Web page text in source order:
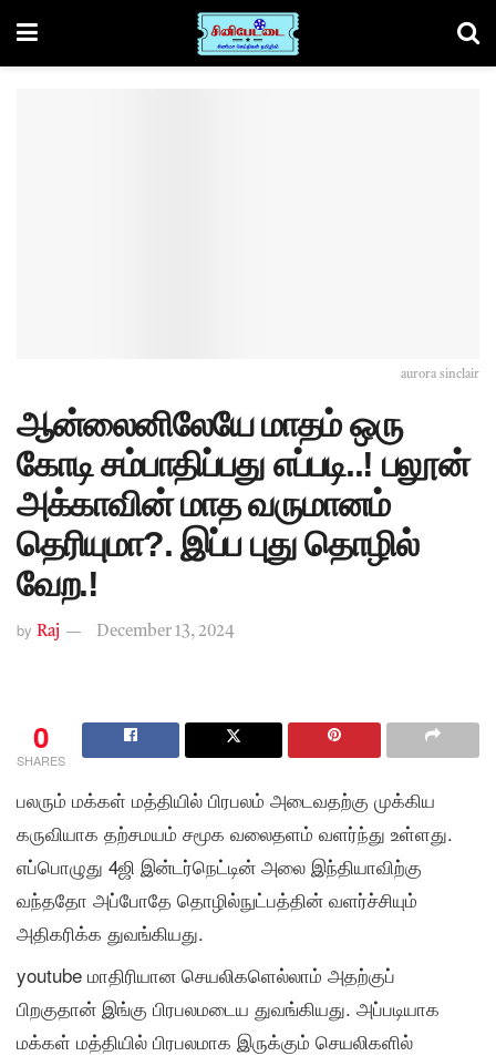
aurora sinclair
ஆன்லைனிலேயே மாதம் ஒரு
கோடி சம்பாதிப்பது எப்படி..! பலூன்
அக்காவின் மாத வருமானம்
தெரியுமா?. இப்ப புது தொழில்
வேற.!
by Raj December 13, 2024
0
SHARES
பலரும் மக்கள் மத்தியில் பிரபலம் அடைவதற்கு முக்கிய
கருவியாக தற்சமயம் சமூக வலைதளம் வளர்ந்து உள்ளது.
எப்பொழுது 4ஜி இன்டர்நெட்டின் அலை இந்தியாவிற்கு
வந்ததோ அப்போதே தொழில்நுட்பத்தின் வளர்ச்சியும்
அதிகரிக்க துவங்கியது.
youtube மாதிரியான செயலிகளெல்லாம் அதற்குப்
பிறகுதான் இங்கு பிரபலமடைய துவங்கியது. அப்படியாக
மக்கள் மத்தியில் பிரபலமாக இருக்கும் செயலிகளில்